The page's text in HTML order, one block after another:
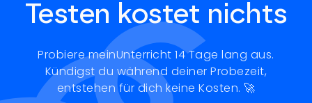
Testen kostet nichts
Probiere meinUnterricht 14 Tage lang aus.
Kündigst du während deiner Probezeit,
entstehen für dich keine Kosten. 🚀